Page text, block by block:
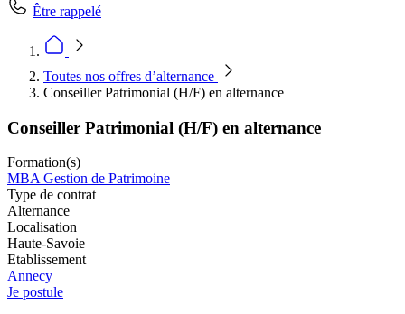
Être rappelé
Toutes nos offres d’alternance
Conseiller Patrimonial (H/F) en alternance
Conseiller Patrimonial (H/F) en alternance
Formation(s)
MBA Gestion de Patrimoine
Type de contrat
Alternance
Localisation
Haute-Savoie
Etablissement
Annecy
Je postule